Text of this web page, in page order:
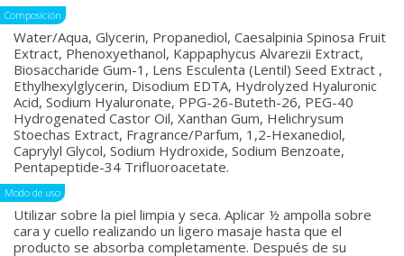
Composición
Water/Aqua, Glycerin, Propanediol, Caesalpinia Spinosa Fruit
Extract, Phenoxyethanol, Kappaphycus Alvarezii Extract,
Biosaccharide Gum-1, Lens Esculenta (Lentil) Seed Extract ,
Ethylhexylglycerin, Disodium EDTA, Hydrolyzed Hyaluronic
Acid, Sodium Hyaluronate, PPG-26-Buteth-26, PEG-40
Hydrogenated Castor Oil, Xanthan Gum, Helichrysum
Stoechas Extract, Fragrance/Parfum, 1,2-Hexanediol,
Caprylyl Glycol, Sodium Hydroxide, Sodium Benzoate,
Pentapeptide-34 Trifluoroacetate.
Modo de uso
Utilizar sobre la piel limpia y seca. Aplicar ½ ampolla sobre
cara y cuello realizando un ligero masaje hasta que el
producto se absorba completamente. Después de su